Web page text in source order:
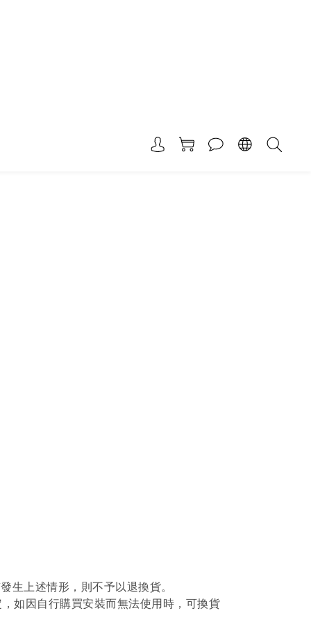
生上述情形，則不予以退換貨。
如因自行購買安裝而無法使用時，可換貨